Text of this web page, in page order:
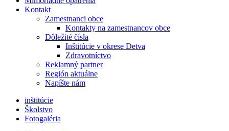
Kontakt
Zamestnanci obce
Kontakty na zamestnancov obce
Dôležité čísla
Inštitúcie v okrese Detva
Zdravotníctvo
Reklamný partner
Región aktuálne
Napíšte nám
inštitúcie
Školstvo
Fotogaléria